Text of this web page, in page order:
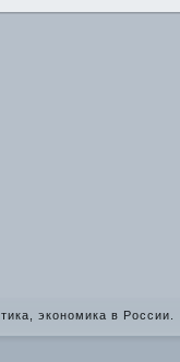
экономика в России.